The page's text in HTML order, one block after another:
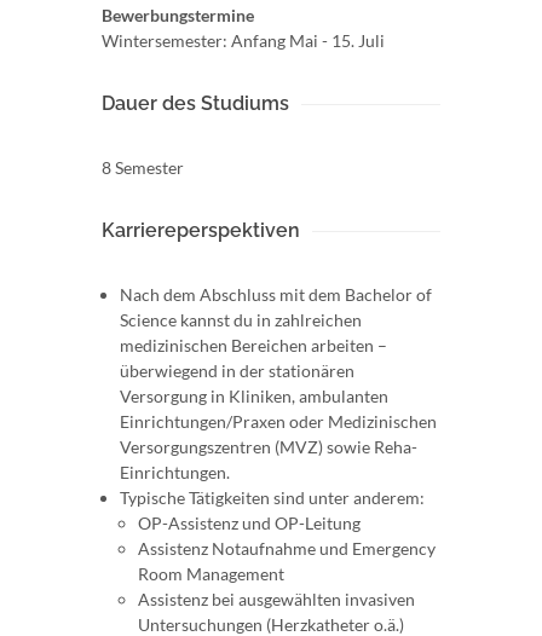
Bewerbungstermine
Wintersemester: Anfang Mai - 15. Juli
Dauer des Studiums
8 Semester
Karriereperspektiven
Nach dem Abschluss mit dem Bachelor of
Science kannst du in zahlreichen
medizinischen Bereichen arbeiten –
überwiegend in der stationären
Versorgung in Kliniken, ambulanten
Einrichtungen/Praxen oder Medizinischen
Versorgungszentren (MVZ) sowie Reha-
Einrichtungen.
Typische Tätigkeiten sind unter anderem:
OP-Assistenz und OP-Leitung
Assistenz Notaufnahme und Emergency
Room Management
Assistenz bei ausgewählten invasiven
Untersuchungen (Herzkatheter o.ä.)